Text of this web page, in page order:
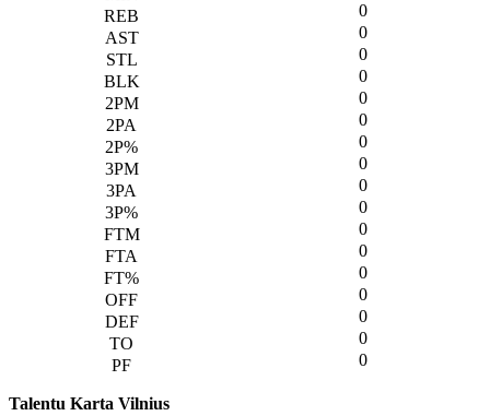
0
0
0
0
0
0
0
0
0
0
0
0
0
0
0
0
0
Talentu Karta Vilnius